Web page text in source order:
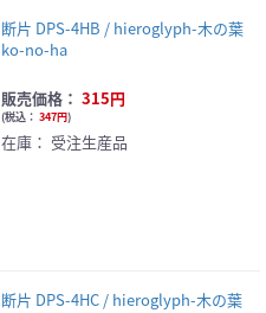
断片 DPS-4HB / hieroglyph-木の葉
ko-no-ha
販売価格： 315円
(税込： 347円)
在庫： 受注生産品
断片 DPS-4HC / hieroglyph-木の葉